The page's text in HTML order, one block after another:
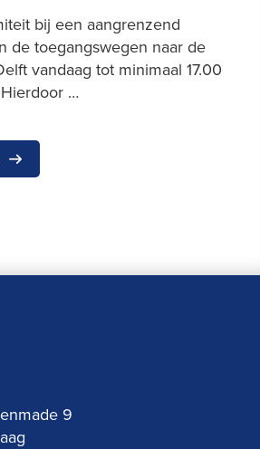
bij een aangrenzend
de toegangswegen naar de
vandaag tot minimaal 17.00
…
9